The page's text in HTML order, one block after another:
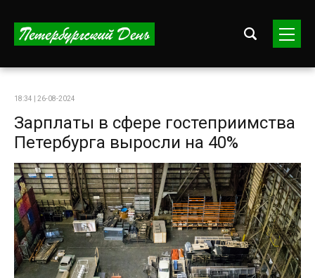
18:34 | 26-08-2024
Зарплаты в сфере гостеприимства
Петербурга выросли на 40%